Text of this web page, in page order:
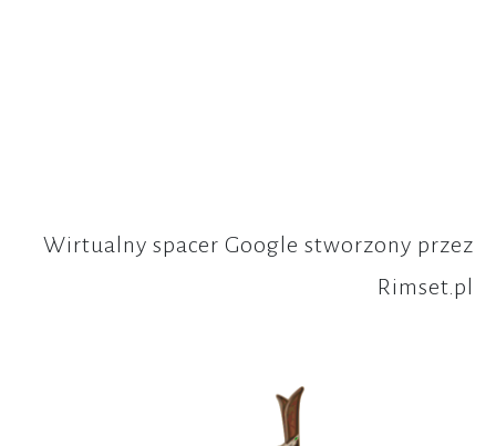
Wirtualny spacer Google stworzony przez
Rimset.pl